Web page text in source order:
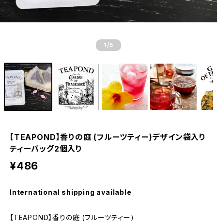
1 /5
【TEAPOND】香りの庭 (フルーツティー)デザイン袋入り
ティーバッグ2個入り
¥486
International shipping available
【TEAPOND】香りの庭 (フルーツティー)